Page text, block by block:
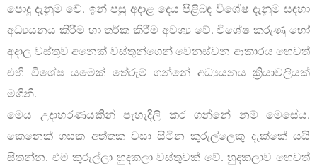
පොදු දැනුම වේ. ඉන් පසු අදාළ දෙය පිළිබඳ විශේෂ දැනුම සඳහා
අධ්‍යයනය කිරීම හා තර්ක කිරීම අවශ්‍ය වේ. විශේෂ කරුණු හෝ
අදාල වස්තුව අනෙක් වස්තුන්ගෙන් වෙනස්වන ආකාරය හෙවත්
එහි විශේෂ යමෙක් තේරුම් ගන්නේ අධ්‍යයනය ක්‍රියාවලියක්
මගිනි.
මෙය උදාහරණයකින් පැහැදිලි කර ගන්නේ නම් මෙසේය.
කෙනෙක් ගසක අත්තක වසා සිටින කුරුල්ලෙකු දැක්කේ යයි
සිතන්න. එම කුරුල්ලා හුදකලා වස්තුවක් වේ. හුදකලාව හෙවත්